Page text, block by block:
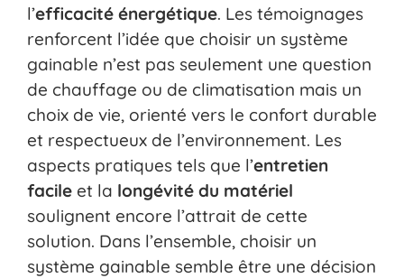
l’efficacité énergétique. Les témoignages
renforcent l’idée que choisir un système
gainable n’est pas seulement une question
de chauffage ou de climatisation mais un
choix de vie, orienté vers le confort durable
et respectueux de l’environnement. Les
aspects pratiques tels que l’entretien
facile et la longévité du matériel
soulignent encore l’attrait de cette
solution. Dans l’ensemble, choisir un
système gainable semble être une décision